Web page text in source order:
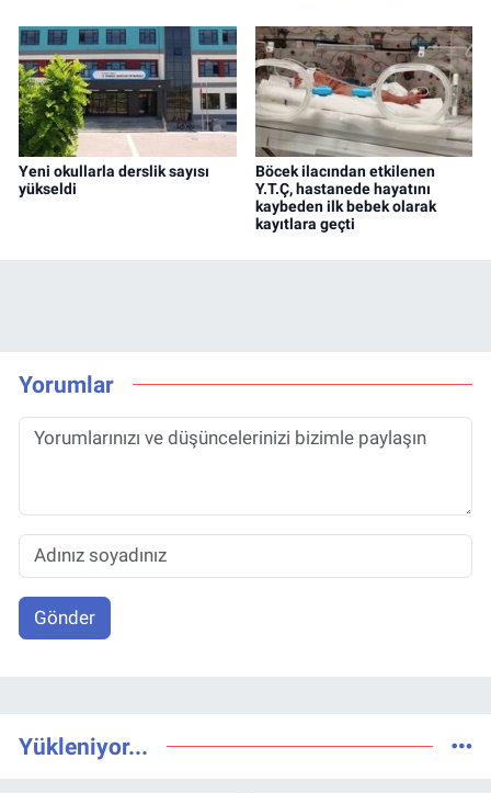
Yeni okullarla derslik sayısı
yükseldi
Böcek ilacından etkilenen
Y.T.Ç, hastanede hayatını
kaybeden ilk bebek olarak
kayıtlara geçti
Yorumlar
Gönder
Yükleniyor...